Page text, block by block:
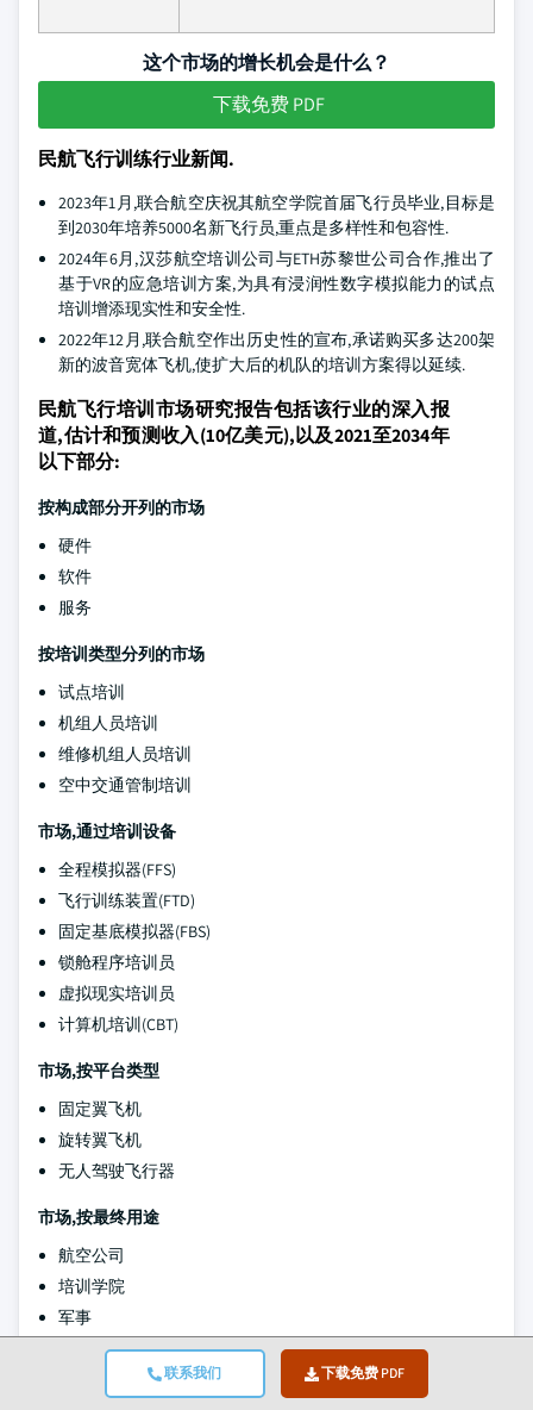
联系我们 下载免费 PDF
这个市场的增长机会是什么？
下载免费 PDF
民航飞行训练行业新闻.
2023年1月,联合航空庆祝其航空学院首届飞行员毕业,目标是
到2030年培养5000名新飞行员,重点是多样性和包容性.
2024年6月,汉莎航空培训公司与ETH苏黎世公司合作,推出了
基于VR的应急培训方案,为具有浸润性数字模拟能力的试点
培训增添现实性和安全性.
2022年12月,联合航空作出历史性的宣布,承诺购买多达200架
新的波音宽体飞机,使扩大后的机队的培训方案得以延续.
民航飞行培训市场研究报告包括该行业的深入报
道,估计和预测收入(10亿美元),以及2021至2034年
以下部分:
按构成部分开列的市场
硬件
软件
服务
按培训类型分列的市场
试点培训
机组人员培训
维修机组人员培训
空中交通管制培训
市场,通过培训设备
全程模拟器(FFS)
飞行训练装置(FTD)
固定基底模拟器(FBS)
锁舱程序培训员
虚拟现实培训员
计算机培训(CBT)
市场,按平台类型
固定翼飞机
旋转翼飞机
无人驾驶飞行器
市场,按最终用途
航空公司
培训学院
军事
其他人员
现就下列区域和国家提供上述资料: